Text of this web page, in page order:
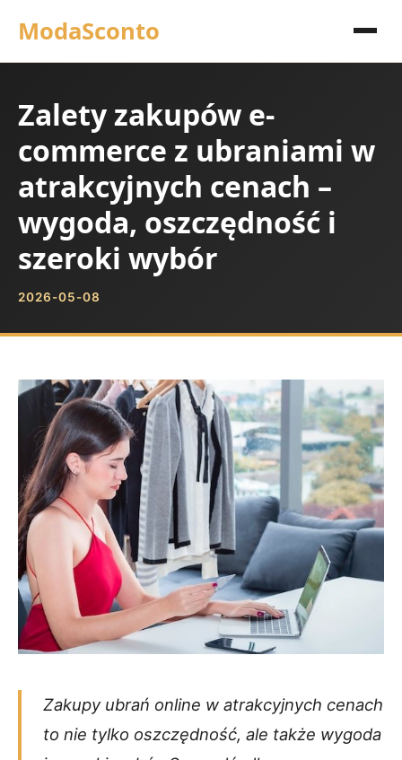
ModaSconto
Zalety zakupów e-
commerce z ubraniami w
atrakcyjnych cenach –
wygoda, oszczędność i
szeroki wybór
2026-05-08
Zakupy ubrań online w atrakcyjnych cenach
to nie tylko oszczędność, ale także wygoda